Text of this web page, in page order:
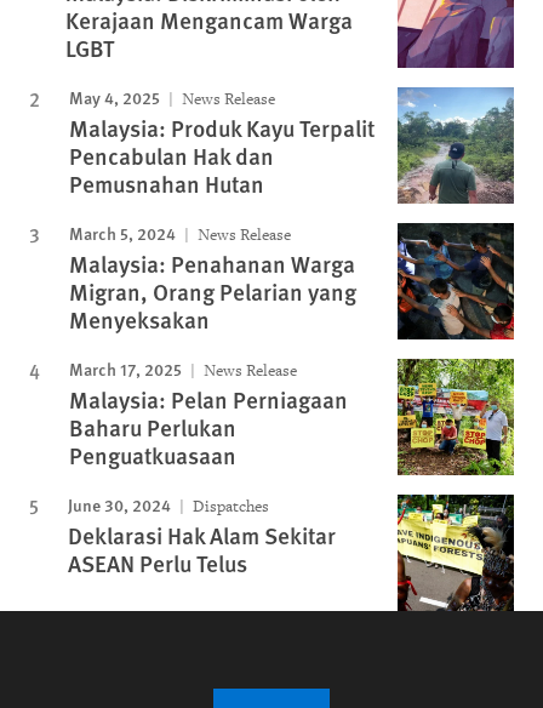
Kerajaan Mengancam Warga
LGBT
May 4, 2025 News Release
Malaysia: Produk Kayu Terpalit
Pencabulan Hak dan
Pemusnahan Hutan
March 5, 2024 News Release
Malaysia: Penahanan Warga
Migran, Orang Pelarian yang
Menyeksakan
March 17, 2025 News Release
Malaysia: Pelan Perniagaan
Baharu Perlukan
Penguatkuasaan
June 30, 2024 Dispatches
Deklarasi Hak Alam Sekitar
ASEAN Perlu Telus